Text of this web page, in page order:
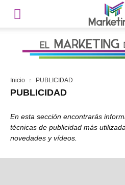
Inicio PUBLICIDAD
PUBLICIDAD
En esta sección encontrarás
técnicas de publicidad más
novedades y vídeos.